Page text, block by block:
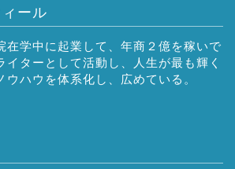
ール
在学中に起業して、年商２億を稼いで
イターとして活動し、人生が最も輝く
ウハウを体系化し、広めている。